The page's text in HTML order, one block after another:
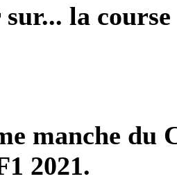
la course
manche du
2021.